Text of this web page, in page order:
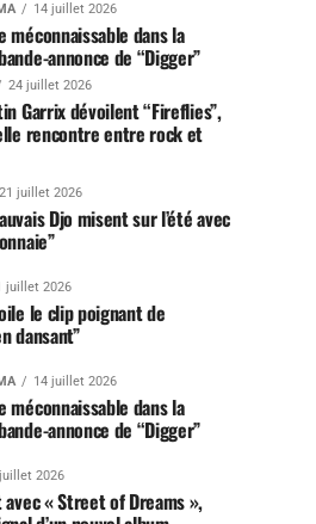
14 juillet 2026
méconnaissable dans la
annonce de “Digger”
24 juillet 2026
Garrix dévoilent “Fireflies”,
rencontre entre rock et
21 juillet 2026
Djo misent sur l’été avec
juillet 2026
le clip poignant de
dansant”
14 juillet 2026
méconnaissable dans la
annonce de “Digger”
2026
« Street of Dreams »,